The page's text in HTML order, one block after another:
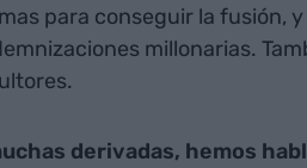
para conseguir la fusión,
millonarias.
derivadas, hemos